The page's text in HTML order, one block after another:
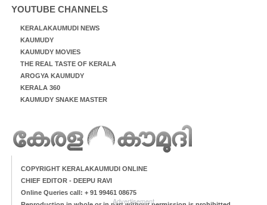
YOUTUBE CHANNELS
KERALAKAUMUDI NEWS
KAUMUDY
KAUMUDY MOVIES
THE REAL TASTE OF KERALA
AROGYA KAUMUDY
KERALA 360
KAUMUDY SNAKE MASTER
COPYRIGHT KERALAKAUMUDI ONLINE
CHIEF EDITOR - DEEPU RAVI
Online Queries call: + 91 99461 08675
Advertisement